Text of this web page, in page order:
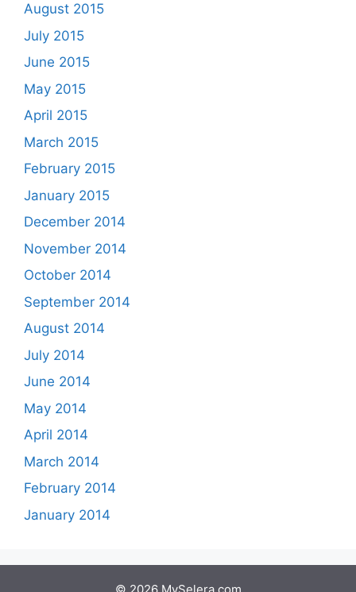
August 2015
July 2015
June 2015
May 2015
April 2015
March 2015
February 2015
January 2015
December 2014
November 2014
October 2014
September 2014
August 2014
July 2014
June 2014
May 2014
April 2014
March 2014
February 2014
January 2014